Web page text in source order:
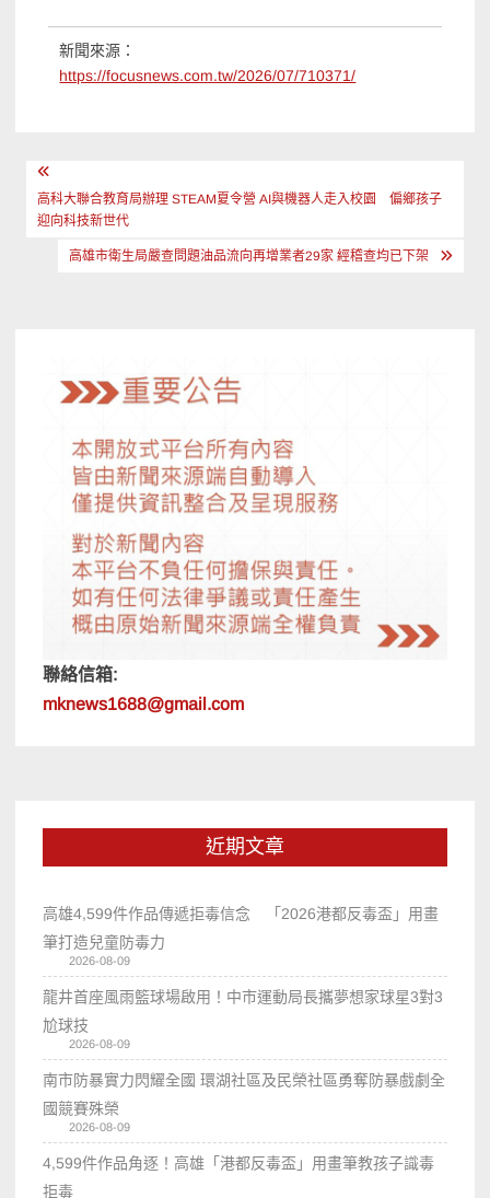
新聞來源：
https://focusnews.com.tw/2026/07/710371/
文
章
高科大聯合教育局辦理 STEAM夏令營 AI與機器人走入校園 偏鄉孩子
迎向科技新世代
高雄市衛生局嚴查問題油品流向再增業者29家 經稽查均已下架
聯絡信箱:
mknews1688@gmail.com
近期文章
高雄4,599件作品傳遞拒毒信念 「2026港都反毒盃」用畫
筆打造兒童防毒力
2026-08-09
龍井首座風雨籃球場啟用！中市運動局長攜夢想家球星3對3
尬球技
2026-08-09
南市防暴實力閃耀全國 環湖社區及民榮社區勇奪防暴戲劇全
國競賽殊榮
2026-08-09
4,599件作品角逐！高雄「港都反毒盃」用畫筆教孩子識毒
拒毒